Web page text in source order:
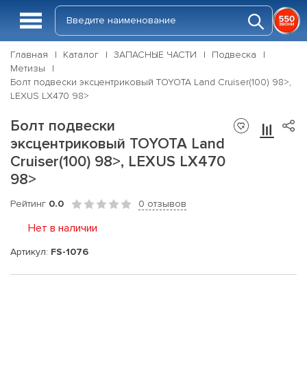
Главная Каталог ЗАПАСНЫЕ ЧАСТИ
Подвеска
Метизы
Болт подвески эксцентриковый TOYOTA Land Cruiser(100) 98>,
LEXUS LX470 98>
Болт подвески
эксцентриковый TOYOTA Land
Cruiser(100) 98>, LEXUS LX470
98>
Рейтинг 0.0 0 отзывов
Нет в наличии
Артикул: FS-1076